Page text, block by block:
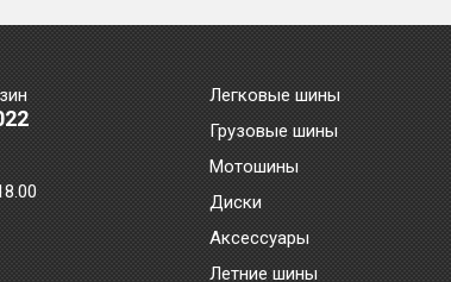
Легковые шины
Грузовые шины
Мотошины
Диски
Аксессуары
Летние шины